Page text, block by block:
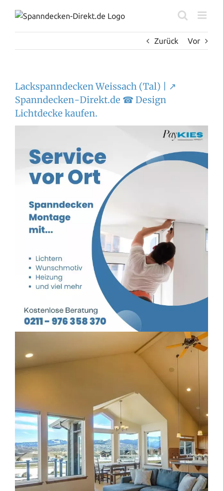
Inhalt
Zurück
Vor
Lackspanndecken Weissach (Tal) | ↗️
Spanndecken-Direkt.de ☎ Design
Lichtdecke kaufen.